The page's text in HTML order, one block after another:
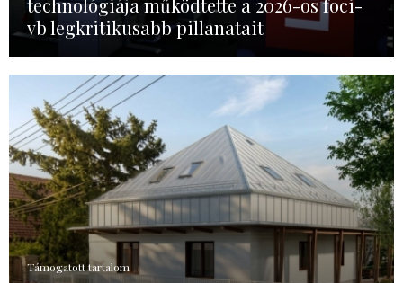
technológiája működtette a 2026-os foci-
vb legkritikusabb pillanatait
Támogatott tartalom